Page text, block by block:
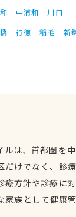
中浦和
川口
行徳 稲毛 新
ルは、首都圏を
だけでなく、診
療方針や診療に
家族として健康